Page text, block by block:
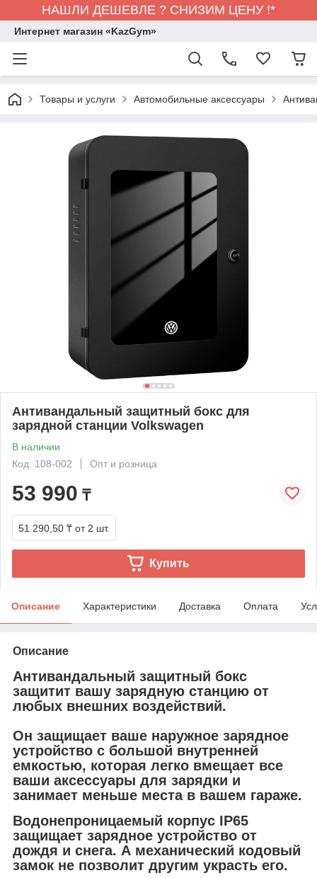
НАШЛИ ДЕШЕВЛЕ ? СНИЗИМ ЦЕНУ !*
Интернет магазин «KazGym»
Товары и услуги Автомобильные аксессуары
Антивандальный защитный бокс для
зарядной станции Volkswagen
В наличии
Код: 108-002
Опт и розница
53 990 ₸
51 290,50 ₸ от 2 шт.
Купить
Описание Характеристики Доставка Оплата
Описание
Антивандальный защитный бокс
защитит вашу зарядную станцию от
любых внешних воздействий.
Он защищает ваше наружное зарядное
устройство с большой внутренней
емкостью, которая легко вмещает все
ваши аксессуары для зарядки и
занимает меньше места в вашем гараже.
Водонепроницаемый корпус IP65
защищает зарядное устройство от
дождя и снега. А механический кодовый
замок не позволит другим украсть его.